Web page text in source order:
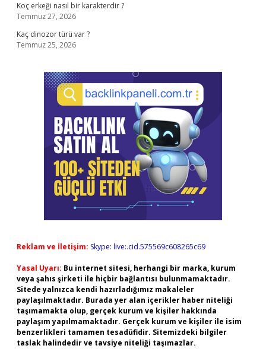
Koç erkeği nasıl bir karakterdir ?
Temmuz 27, 2026
Kaç dinozor türü var ?
Temmuz 25, 2026
Reklam ve İletişim: Skype: live:.cid.575569c608265c69
Yasal Uyarı: Bu internet sitesi, herhangi bir marka, kurum
veya şahıs şirketi ile hiçbir bağlantısı bulunmamaktadır.
Sitede yalnızca kendi hazırladığımız makaleler
paylaşılmaktadır. Burada yer alan içerikler haber niteliği
taşımamakta olup, gerçek kurum ve kişiler hakkında
paylaşım yapılmamaktadır. Gerçek kurum ve kişiler ile isim
benzerlikleri tamamen tesadüfidir. Sitemizdeki bilgiler
taslak halindedir ve tavsiye niteliği taşımazlar.